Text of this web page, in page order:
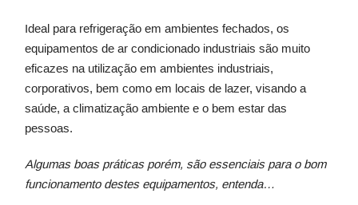
Ideal para refrigeração em ambientes fechados, os
equipamentos de ar condicionado industriais são muito
eficazes na utilização em ambientes industriais,
corporativos, bem como em locais de lazer, visando a
saúde, a climatização ambiente e o bem estar das
pessoas.
Algumas boas práticas porém, são essenciais para o bom
funcionamento destes equipamentos, entenda…